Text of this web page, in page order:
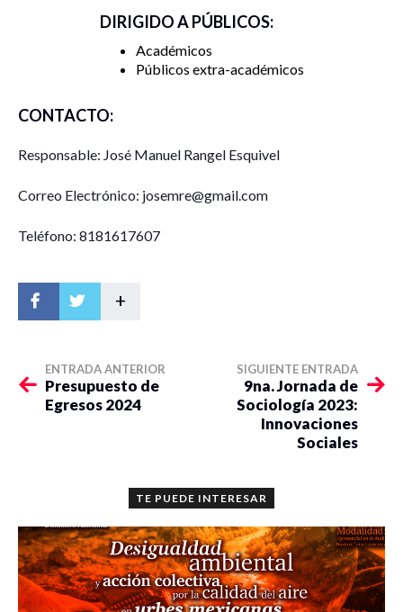
DIRIGIDO A PÚBLICOS:
Académicos
Públicos extra-académicos
CONTACTO:
Responsable: José Manuel Rangel Esquivel
Correo Electrónico: josemre@gmail.com
Teléfono: 8181617607
+
ENTRADA ANTERIOR
Presupuesto de
Egresos 2024
SIGUIENTE ENTRADA
9na. Jornada de
Sociología 2023:
Innovaciones
Sociales
TE PUEDE INTERESAR